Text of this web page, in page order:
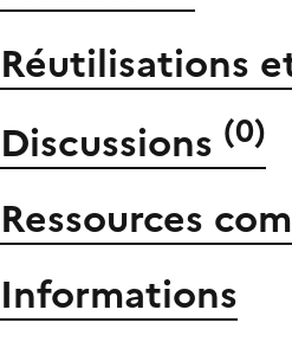
Réutilisations
Discussions (0)
Ressources
Informations